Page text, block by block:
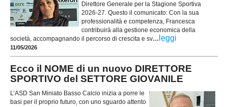
Direttore Generale per la Stagione Sportiva
2026-27. Questo il comunicato: Con la sua
professionalità e competenza, Francesca
contribuirà alla gestione economica della
società, accompagnando il percorso di crescita e sv... leggi
11/05/2026
Ecco il NOME di un nuovo DIRETTORE
SPORTIVO del SETTORE GIOVANILE
L’ASD San Miniato Basso Calcio inizia a porre le
basi per il proprio futuro, con uno sguardo attento